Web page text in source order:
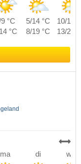
°C 5/14 °C
10/16
°C 8/19 °C 13/21
ma di wo